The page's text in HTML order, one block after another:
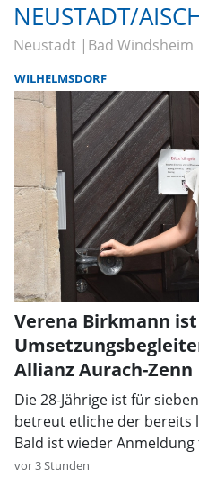
NEUSTADT/
Neustadt Bad Windsheim
WILHELMSDORF
Verena Birkmann
Allianz Aurach-Zenn
Die 28-Jährige ist für
betreut etliche der bereits
Bald ist wieder Anmeldung
vor 3 Stunden